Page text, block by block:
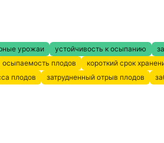
урожаи устойчивость к осыпанию
осыпаемость плодов короткий срок
плодов затрудненный отрыв плодов